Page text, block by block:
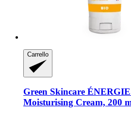
Carrello
Green Skincare
Moisturising Cream, 200